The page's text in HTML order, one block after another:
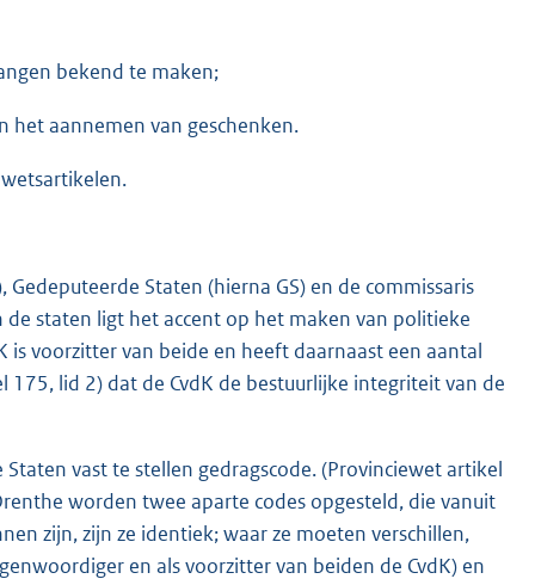
bekend te maken;
het aannemen van geschenken.
Staten (hierna GS) en de commissaris
staten ligt het accent op het maken van politieke
is voorzitter van beide en heeft daarnaast een aantal
lid 2) dat de CvdK de bestuurlijke integriteit van de
vast te stellen gedragscode. (Provinciewet artikel
worden twee aparte codes opgesteld, die vanuit
zijn, zijn ze identiek; waar ze moeten verschillen,
en als voorzitter van beiden de CvdK) en